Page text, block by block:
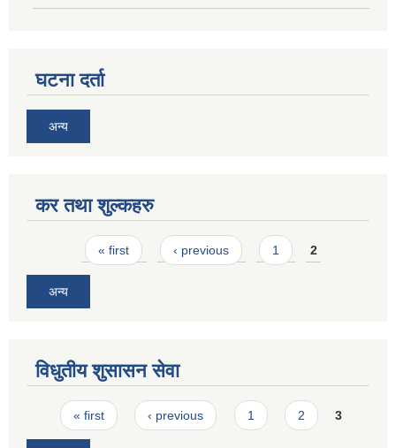
घटना दर्ता
अन्य
कर तथा शुल्कहरु
Pages« first ‹ previous 1 2
अन्य
विधुतीय शुसासन सेवा
Pages
« first ‹ previous 1 2 3